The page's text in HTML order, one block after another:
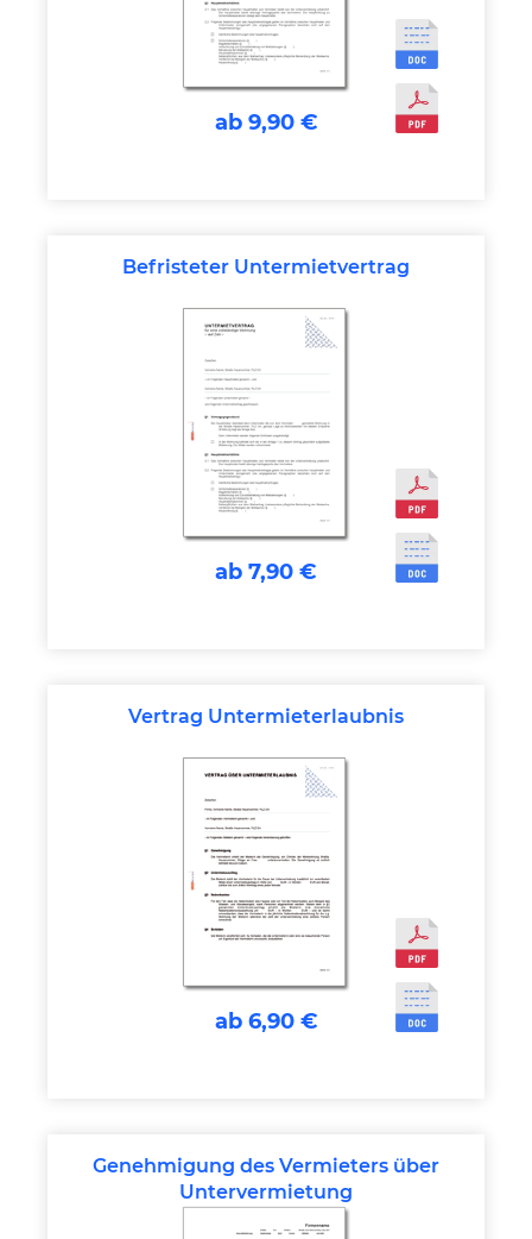
ab 9,90 €
Befristeter Untermietvertrag
ab 7,90 €
Vertrag Untermieterlaubnis
ab 6,90 €
Genehmigung des Vermieters über
Untervermietung